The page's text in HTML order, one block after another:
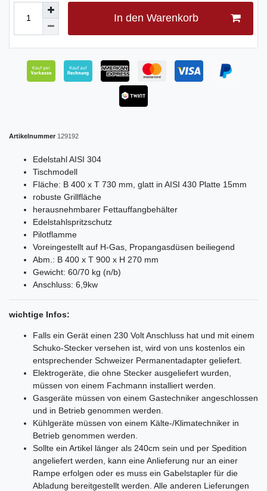
In den Warenkorb
Artikelnummer 129192
Edelstahl AISI 304
Tischmodell
Fläche: B 400 x T 730 mm, glatt in AISI 430 Platte 15mm
robuste Grillfläche
herausnehmbarer Fettauffangbehälter
Edelstahlspritzschutz
Pilotflamme
Voreingestellt auf H-Gas, Propangasdüsen beiliegend
Abm.: B 400 x T 900 x H 270 mm
Gewicht: 60/70 kg (n/b)
Anschluss: 6,9kw
wichtige Infos:
Falls ein Gerät einen 230 Volt Anschluss hat und mit einem
Schuko-Stecker versehen ist, wird von uns kostenlos ein
entsprechender Schweizer Permanentadapter geliefert.
Elektrogeräte, die ohne Stecker ausgeliefert wurden,
müssen von einem Fachmann installiert werden.
Gasgeräte müssen von einem Gastechniker angeschlossen
und in Betrieb genommen werden.
Kühlgeräte müssen von einem Kälte-/Klimatechniker in
Betrieb genommen werden.
Sollte ein Artikel länger als 240cm sein und per Spedition
angeliefert werden, kann eine Anlieferung nur an einer
Rampe erfolgen oder es muss ein Gabelstapler für die
Abladung bereitgestellt werden. Alle anderen Lieferungen